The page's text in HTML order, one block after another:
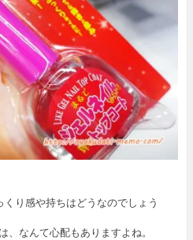
り感や持ちはどうなのでしょう
なんて心配もありますよね。